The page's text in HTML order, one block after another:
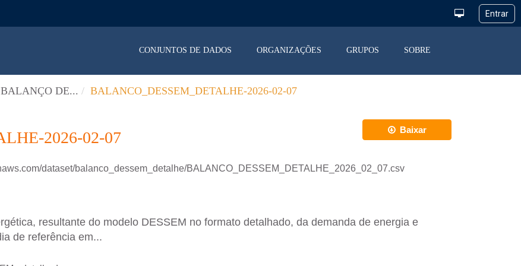
CONJUNTOS DE DADOS ORGANIZAÇÕES GRUPOS SOBRE
DE... BALANCO_DESSEM_DETALHE-2026-02-07
Baixar
2026-02-07
dataset/balanco_dessem_detalhe/BALANCO_DESSEM_DETALHE_2026_02_07.csv
resultante do modelo DESSEM no formato detalhado, da demanda de energia e
de referência em...